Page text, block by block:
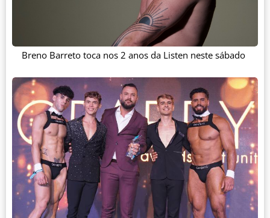
Breno Barreto toca nos 2 anos da Listen neste sábado